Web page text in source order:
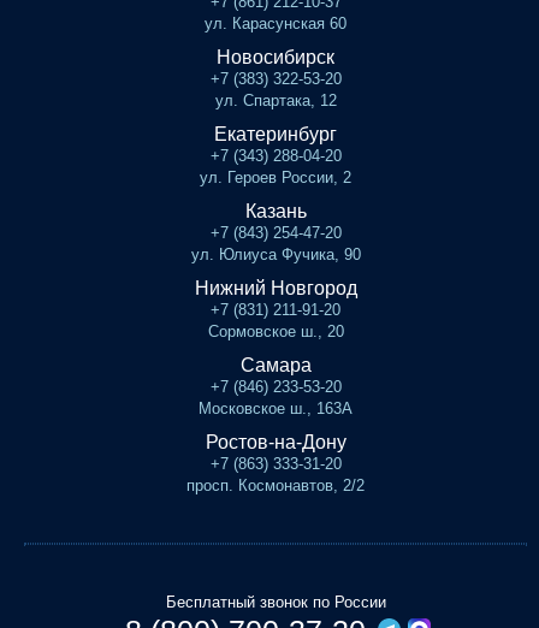
ул. Карасунская 60
Новосибирск
+7 (383) 322-53-20
ул. Спартака, 12
Екатеринбург
+7 (343) 288-04-20
ул. Героев России, 2
Казань
+7 (843) 254-47-20
ул. Юлиуса Фучика, 90
Нижний Новгород
+7 (831) 211-91-20
Сормовское ш., 20
Самара
+7 (846) 233-53-20
Московское ш., 163А
Ростов-на-Дону
+7 (863) 333-31-20
просп. Космонавтов, 2/2
Бесплатный звонок по России